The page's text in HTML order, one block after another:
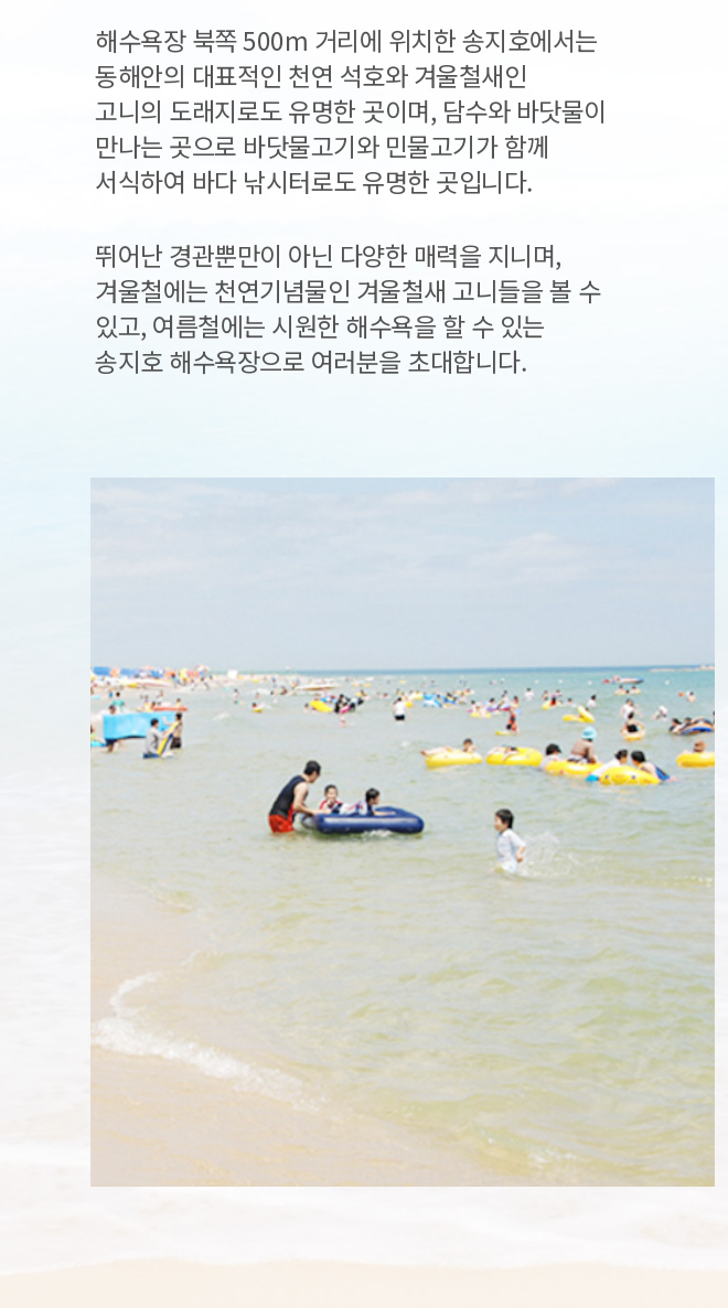
해수욕장 북쪽 500m 거리에 위치한 송지호에서는
동해안의 대표적인 천연 석호와 겨울철새인
고니의 도래지로도 유명한 곳이며, 담수와 바닷물이
만나는 곳으로 바닷물고기와 민물고기가 함께
서식하여 바다 낚시터로도 유명한 곳입니다.
뛰어난 경관뿐만이 아닌 다양한 매력을 지니며,
겨울철에는 천연기념물인 겨울철새 고니들을 볼 수
있고, 여름철에는 시원한 해수욕을 할 수 있는
송지호 해수욕장으로 여러분을 초대합니다.